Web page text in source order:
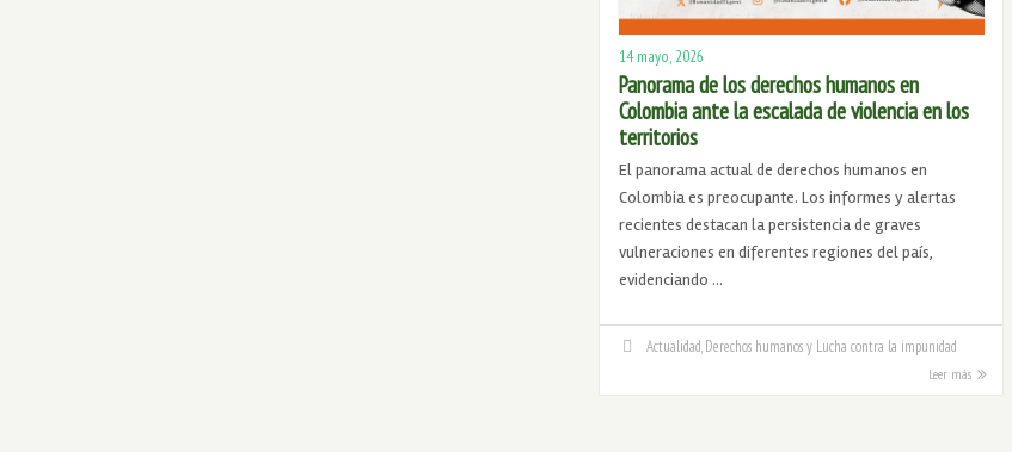
14 mayo, 2026
Panorama de los derechos humanos en
Colombia ante la escalada de violencia en los
territorios
El panorama actual de derechos humanos en
Colombia es preocupante. Los informes y alertas
recientes destacan la persistencia de graves
vulneraciones en diferentes regiones del país,
evidenciando …
Actualidad Derechos humanos y Lucha contra la impunidad
Leer más